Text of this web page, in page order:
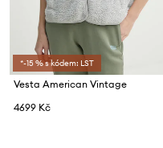
*-15 % s kódem: LST
Vesta American Vintage
4699 Kč